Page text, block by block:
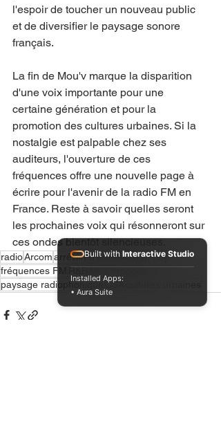
l'espoir de toucher un nouveau public
et de diversifier le paysage sonore
français.
La fin de Mou'v marque la disparition
d'une voix importante pour une
certaine génération et pour la
promotion des cultures urbaines. Si la
nostalgie est palpable chez ses
auditeurs, l'ouverture de ces
fréquences offre une nouvelle page à
écrire pour l'avenir de la radio FM en
France. Reste à savoir quelles seront
les prochaines voix qui résonneront sur
ces ondes bientôt silencieuses.
radioArcomarrêtfin d'émissionhip-hop
fréquences FM
R&BMou'vreggae
paysage radiophonique CSA
Built with Interactive Studio
Installed Apps:
• Aura Suite